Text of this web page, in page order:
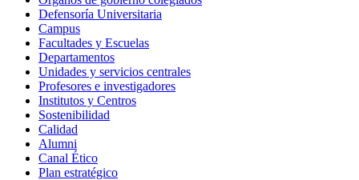
Defensoría Universitaria
Campus
Facultades y Escuelas
Departamentos
Unidades y servicios centrales
Profesores e investigadores
Institutos y Centros
Sostenibilidad
Calidad
Alumni
Canal Ético
Plan estratégico